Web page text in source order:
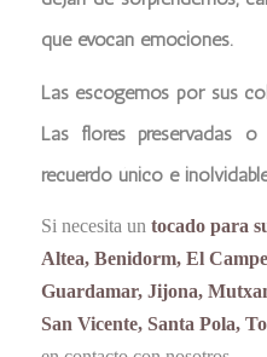
que evocan emociones.
Las escogemos por sus
Las flores preservadas
recuerdo único e
Si necesita un tocado para
Altea, Benidorm, El
Guardamar, Jijona,
San Vicente, Santa Pola,